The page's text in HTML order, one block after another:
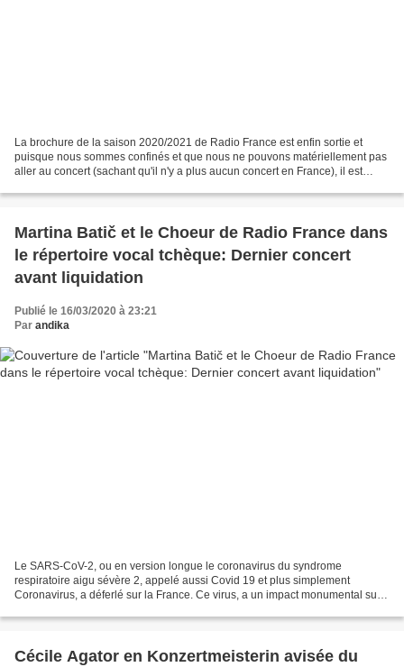
La brochure de la saison 2020/2021 de Radio France est enfin sortie et
puisque nous sommes confinés et que nous ne pouvons matériellement pas
aller au concert (sachant qu'il n'y a plus aucun concert en France), il est
Martina Batič et le Choeur de Radio France dans
le répertoire vocal tchèque: Dernier concert
avant liquidation
Publié le 16/03/2020 à 23:21
Par andika
Le SARS-CoV-2, ou en version longue le coronavirus du syndrome
respiratoire aigu sévère 2, appelé aussi Covid 19 et plus simplement
Coronavirus, a déferlé sur la France. Ce virus, a un impact monumental sur
Cécile Agator en Konzertmeisterin avisée du